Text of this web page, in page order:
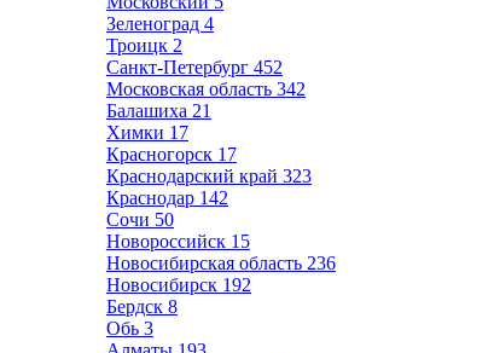
Зеленоград 4
Троицк 2
Санкт-Петербург 452
Московская область 342
Балашиха 21
Химки 17
Красногорск 17
Краснодарский край 323
Краснодар 142
Сочи 50
Новороссийск 15
Новосибирская область 236
Новосибирск 192
Бердск 8
Обь 3